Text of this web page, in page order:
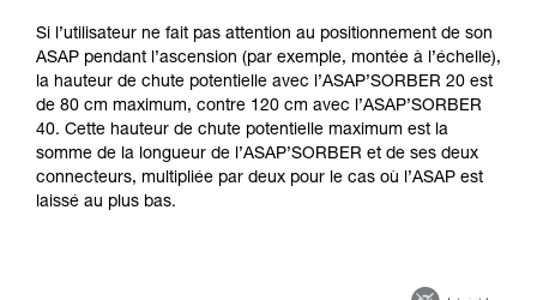
Si l’utilisateur ne fait pas attention au positionnement de son
ASAP pendant l’ascension (par exemple, montée à l’échelle),
la hauteur de chute potentielle avec l’ASAP’SORBER 20 est
de 80 cm maximum, contre 120 cm avec l’ASAP’SORBER
40. Cette hauteur de chute potentielle maximum est la
somme de la longueur de l’ASAP’SORBER et de ses deux
connecteurs, multipliée par deux pour le cas où l’ASAP est
laissé au plus bas.